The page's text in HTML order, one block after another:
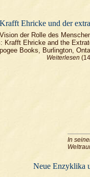
Krafft Ehricke und der
der Rolle des
Krafft Ehricke and the
Books, Burlington,
Weiterlesen
In
Neue Enzyklika